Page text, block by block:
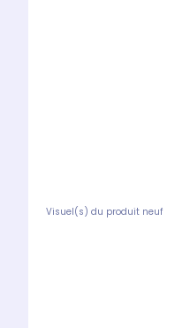
Visuel(s) du produit neuf